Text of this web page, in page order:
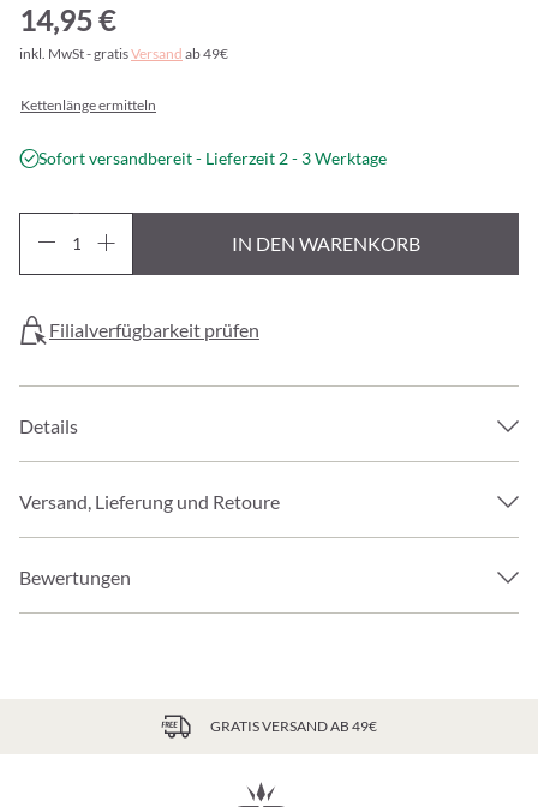
14,95 €
inkl. MwSt - gratisVersand ab 49€
Kettenlänge ermitteln
Sofort versandbereit - Lieferzeit 2 - 3 Werktage
IN DEN WARENKORB
Filialverfügbarkeit prüfen
Details
Versand, Lieferung und Retoure
Bewertungen
GRATIS VERSAND AB 49€